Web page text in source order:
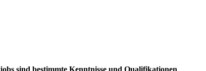
sind bestimmte Kenntnisse und Qualifikationen